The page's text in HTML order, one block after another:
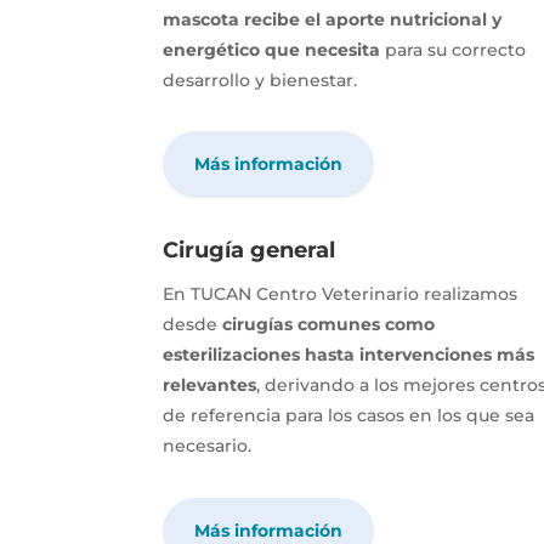
mascota recibe el aporte nutricional y
energético que necesita para su correcto
desarrollo y bienestar.
Más información
Cirugía general
En TUCAN Centro Veterinario realizamos
desdecirugías comunes como
esterilizaciones hasta intervenciones más
relevantes, derivando a los mejores
de referencia para los casos en los que sea
necesario.
Más información